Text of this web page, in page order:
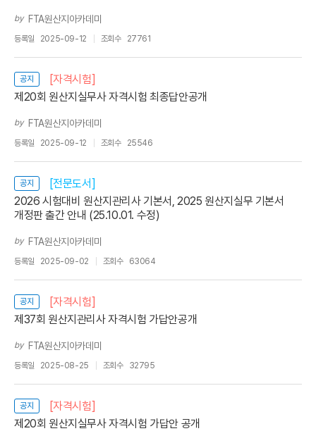
by FTA원산지아카데미
등록일 2025-09-12 조회수 27761
공지
[자격시험]
제20회 원산지실무사 자격시험 최종답안공개
by FTA원산지아카데미
등록일 2025-09-12 조회수 25546
공지
[전문도서]
2026 시험대비 원산지관리사 기본서, 2025 원산지실무 기본서
개정판 출간 안내 (25.10.01. 수정)
by FTA원산지아카데미
등록일 2025-09-02 조회수 63064
공지
[자격시험]
제37회 원산지관리사 자격시험 가답안공개
by FTA원산지아카데미
등록일 2025-08-25 조회수 32795
공지
[자격시험]
제20회 원산지실무사 자격시험 가답안 공개